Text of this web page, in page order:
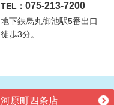
TEL： 075-213-7200
地下鉄烏丸御池駅5番出口
徒歩3分。
河原町四条店